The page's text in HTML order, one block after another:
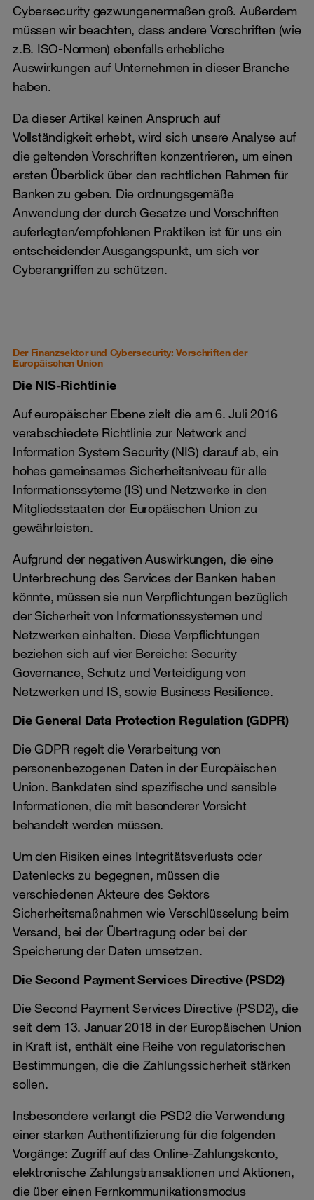
Cybersecurity gezwungenermaßen groß. Außerdem
müssen wir beachten, dass andere Vorschriften (wie
z.B. ISO-Normen) ebenfalls erhebliche
Auswirkungen auf Unternehmen in dieser Branche
haben.
Da dieser Artikel keinen Anspruch auf
Vollständigkeit erhebt, wird sich unsere Analyse auf
die geltenden Vorschriften konzentrieren, um einen
ersten Überblick über den rechtlichen Rahmen für
Banken zu geben. Die ordnungsgemäße
Anwendung der durch Gesetze und Vorschriften
auferlegten/empfohlenen Praktiken ist für uns ein
entscheidender Ausgangspunkt, um sich vor
Cyberangriffen zu schützen.
Der Finanzsektor und Cybersecurity: Vorschriften der
Europäischen Union
Die NIS-Richtlinie
Auf europäischer Ebene zielt die am 6. Juli 2016
verabschiedete Richtlinie zur Network and
Information System Security (NIS) darauf ab, ein
hohes gemeinsames Sicherheitsniveau für alle
Informationssyteme (IS) und Netzwerke in den
Mitgliedsstaaten der Europäischen Union zu
gewährleisten.
Aufgrund der negativen Auswirkungen, die eine
Unterbrechung des Services der Banken haben
könnte, müssen sie nun Verpflichtungen bezüglich
der Sicherheit von Informationssystemen und
Netzwerken einhalten. Diese Verpflichtungen
beziehen sich auf vier Bereiche: Security
Governance, Schutz und Verteidigung von
Netzwerken und IS, sowie Business Resilience.
Die General Data Protection Regulation (GDPR)
Die GDPR regelt die Verarbeitung von
personenbezogenen Daten in der Europäischen
Union. Bankdaten sind spezifische und sensible
Informationen, die mit besonderer Vorsicht
behandelt werden müssen.
Um den Risiken eines Integritätsverlusts oder
Datenlecks zu begegnen, müssen die
verschiedenen Akteure des Sektors
Sicherheitsmaßnahmen wie Verschlüsselung beim
Versand, bei der Übertragung oder bei der
Speicherung der Daten umsetzen.
Die Second Payment Services Directive (PSD2)
Die Second Payment Services Directive (PSD2), die
seit dem 13. Januar 2018 in der Europäischen Union
in Kraft ist, enthält eine Reihe von regulatorischen
Bestimmungen, die die Zahlungssicherheit stärken
sollen.
Insbesondere verlangt die PSD2 die Verwendung
einer starken Authentifizierung für die folgenden
Vorgänge: Zugriff auf das Online-Zahlungskonto,
elektronische Zahlungstransaktionen und Aktionen,
die über einen Fernkommunikationsmodus